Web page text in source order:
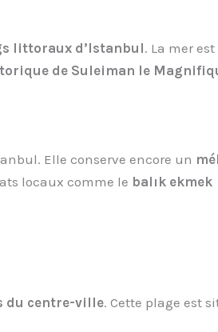
littoraux d’Istanbul. La mer est
de Suleiman le
Elle conserve encore un
locaux comme le balık ekmek
du centre-ville. Cette plage est